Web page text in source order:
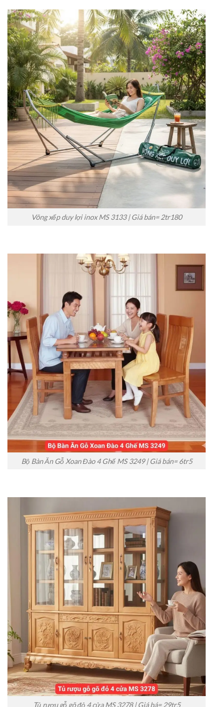
Võng xếp duy lợi inox MS 3133 | Giá bán= 2tr180
Bộ Bàn Ăn Gỗ Xoan Đào 4 Ghế MS 3249 | Giá bán= 6tr5
Tủ rượu gỗ gõ đỏ 4 cửa MS 3278 | Giá bá= 29tr5